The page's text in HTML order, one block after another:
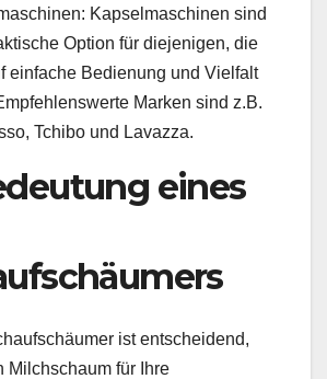
Kapselmaschinen sind
Option für diejenigen, die
einfache Bedienung und Vielfalt
Marken sind z.B.
Tchibo und Lavazza.
eines
ist entscheidend,
Milchschaum für Ihre